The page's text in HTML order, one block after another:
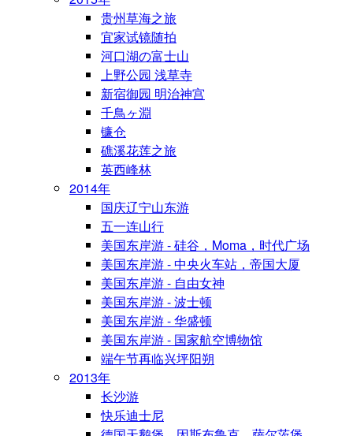
贵州草海之旅
宜家试镜随拍
河口湖の富士山
上野公园 浅草寺
新宿御园 明治神宫
千鳥ヶ淵
镰仓
礁溪花莲之旅
英西峰林
2014年
国庆辽宁山东游
五一连山行
美国东岸游 - 硅谷，Moma，时代广场
美国东岸游 - 中央火车站，帝国大厦
美国东岸游 - 自由女神
美国东岸游 - 波士顿
美国东岸游 - 华盛顿
美国东岸游 - 国家航空博物馆
端午节再临兴坪阳朔
2013年
长沙游
快乐迪士尼